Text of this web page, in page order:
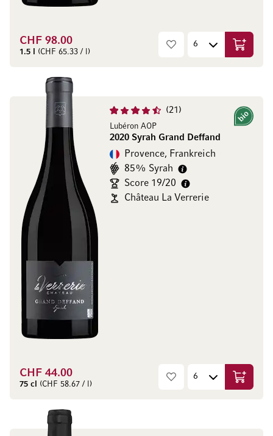
CHF 98.00
1.5 l (CHF 65.33 / l) In den
21
Lubéron AOP
2020 Syrah Grand Deffand
Bio
Provence, Frankreich
85% Syrah
Score 19/20
Château La Verrerie
CHF 44.00
75 cl (CHF 58.67 / l) In den